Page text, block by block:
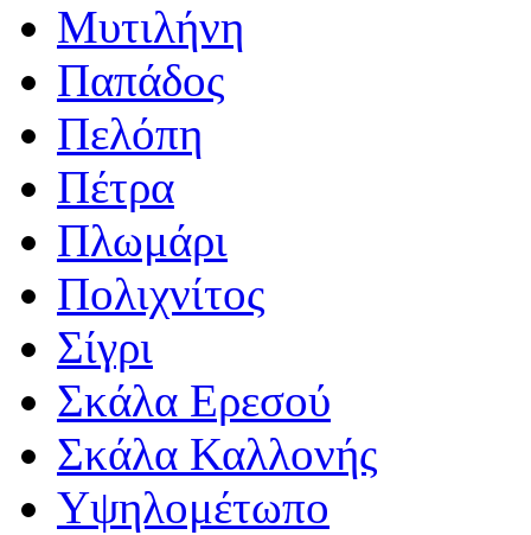
Μυτιλήνη
Παπάδος
Πελόπη
Πέτρα
Πλωμάρι
Πολιχνίτος
Σίγρι
Σκάλα Ερεσού
Σκάλα Καλλονής
Υψηλομέτωπο